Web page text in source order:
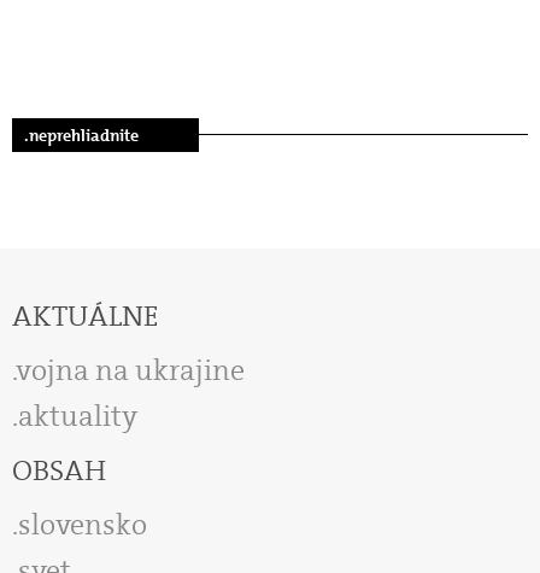
.neprehliadnite
AKTUÁLNE
vojna na ukrajine
aktuality
OBSAH
slovensko